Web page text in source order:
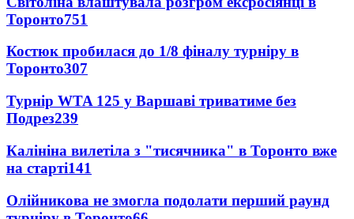
Торонто751
Костюк пробилася до 1/8 фіналу турніру в
Торонто307
Турнір WTA 125 у Варшаві триватиме без
Подрез239
Калініна вилетіла з "тисячника" в Торонто вже
на старті141
Олійникова не змогла подолати перший раунд